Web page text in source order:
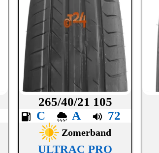
265/40/21 105
C
A 72
Zomerband
ULTRAC PRO